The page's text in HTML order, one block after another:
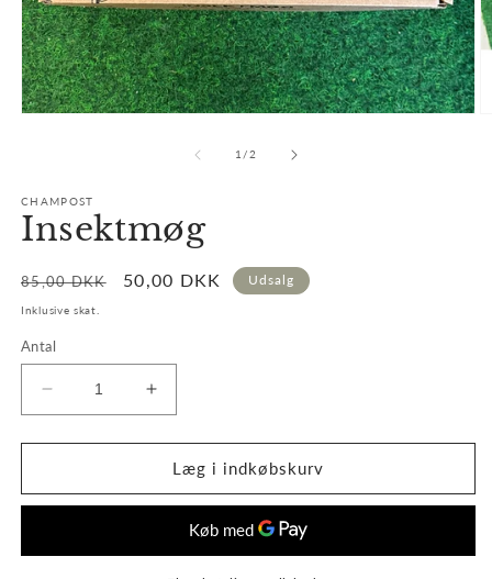
1 /af
2
CHAMPOST
Insektmøg
Normalpris
85,00 DKK Udsalgspris
50,00 DKK Udsalg
Inklusive skat.
Antal
Reducer
antallet
for
Øg
antallet
for
Insektmøg
Læg i indkøbskurv